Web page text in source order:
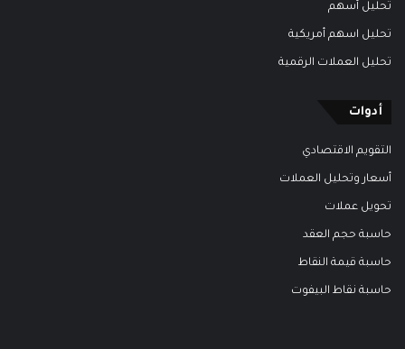
تحليل أسهم
تحليل اسهم أمريكية
تحليل العملات الرقمية
أدوات
التقويم الاقتصادي
أسعار وتحليل العملات
تحويل عملات
حاسبة حجم العقد
حاسبة قيمة النقاط
حاسبة نقاط البيفوت